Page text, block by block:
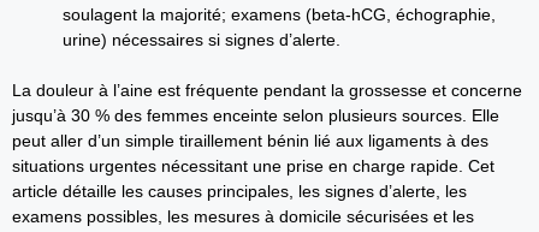
soulagent la majorité; examens (beta‑hCG, échographie,
urine) nécessaires si signes d’alerte.
La douleur à l’aine est fréquente pendant la grossesse et concerne
jusqu’à 30 % des femmes enceinte selon plusieurs sources. Elle
peut aller d’un simple tiraillement bénin lié aux ligaments à des
situations urgentes nécessitant une prise en charge rapide. Cet
article détaille les causes principales, les signes d’alerte, les
examens possibles, les mesures à domicile sécurisées et les